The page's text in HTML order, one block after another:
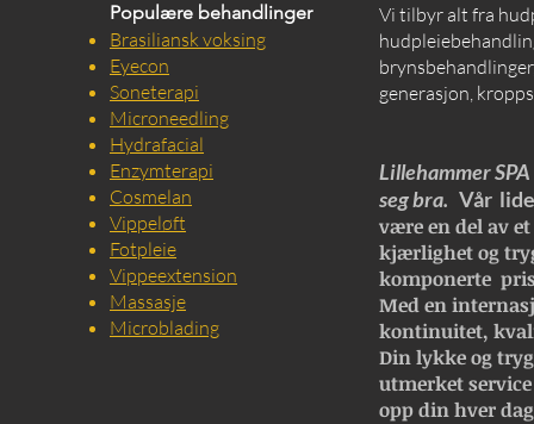
Populære behandlinger
Brasiliansk voksing
Eyecon
Soneterapi
Microneedling
Hydrafacial
Enzymterapi
Cosmelan
Vippeløft
Fotpleie
Vippeextension
Massasje
Microblading
Vi tilbyr alt fra
generasjon,
Lillehammer
seg bra. Vår
være en del av
kjærlighet og
komponerte
Med en
kontinuitet,
Din lykke og
utmerket
opp din hver